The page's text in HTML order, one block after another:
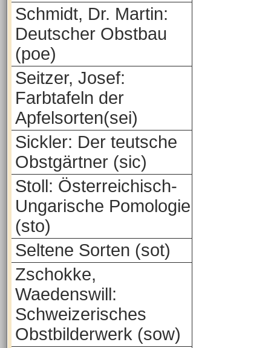
Schmidt, Dr. Martin:
Deutscher Obstbau
(poe)
Seitzer, Josef:
Farbtafeln der
Apfelsorten(sei)
Sickler: Der teutsche
Obstgärtner (sic)
Stoll: Österreichisch-
Ungarische Pomologie
(sto)
Seltene Sorten (sot)
Zschokke,
Waedenswill:
Schweizerisches
Obstbilderwerk (sow)